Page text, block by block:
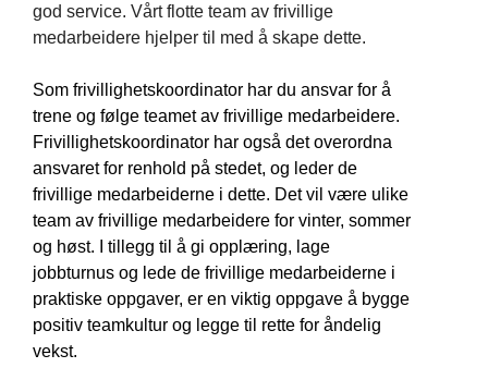
god service. Vårt flotte team av frivillige
medarbeidere hjelper til med å skape dette.
Som frivillighetskoordinator har du ansvar for å
trene og følge teamet av frivillige medarbeidere.
Frivillighetskoordinator har også det overordna
ansvaret for renhold på stedet, og leder de
frivillige medarbeiderne i dette. Det vil være ulike
team av frivillige medarbeidere for vinter, sommer
og høst. I tillegg til å gi opplæring, lage
jobbturnus og lede de frivillige medarbeiderne i
praktiske oppgaver, er en viktig oppgave å bygge
positiv teamkultur og legge til rette for åndelig
vekst.